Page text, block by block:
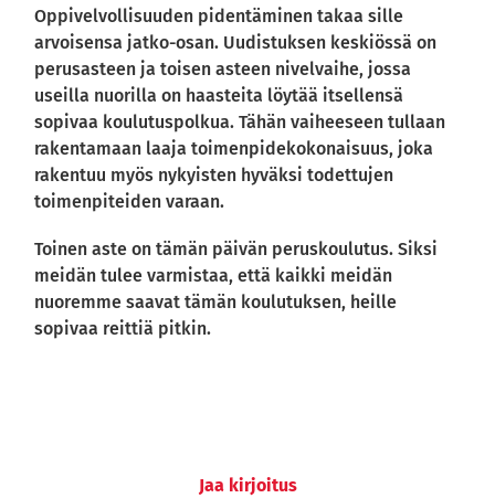
Oppivelvollisuuden pidentäminen takaa sille
arvoisensa jatko-osan. Uudistuksen keskiössä on
perusasteen ja toisen asteen nivelvaihe, jossa
useilla nuorilla on haasteita löytää itsellensä
sopivaa koulutuspolkua. Tähän vaiheeseen tullaan
rakentamaan laaja toimenpidekokonaisuus, joka
rakentuu myös nykyisten hyväksi todettujen
toimenpiteiden varaan.
Toinen aste on tämän päivän peruskoulutus. Siksi
meidän tulee varmistaa, että kaikki meidän
nuoremme saavat tämän koulutuksen, heille
sopivaa reittiä pitkin.
Jaa kirjoitus